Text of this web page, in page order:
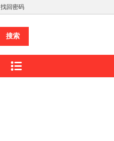
找回密码
搜索